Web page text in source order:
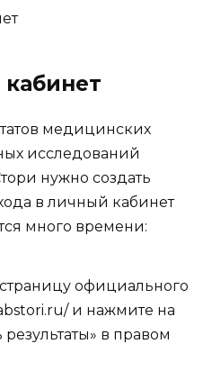
медицинских
исследований
нужно создать
в личный кабинет
много времени:
официального
и нажмите на
в правом